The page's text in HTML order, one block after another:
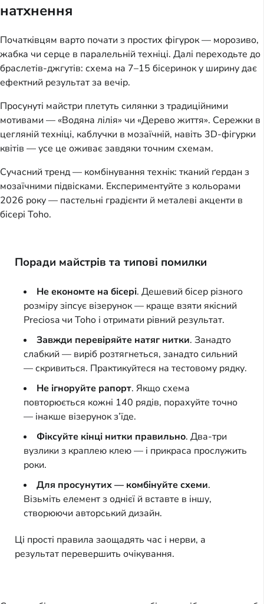
натхнення
Початківцям варто почати з простих фігурок — морозиво,
жабка чи серце в паралельній техніці. Далі переходьте до
браслетів-джгутів: схема на 7–15 бісеринок у ширину дає
ефектний результат за вечір.
Просунуті майстри плетуть силянки з традиційними
мотивами — «Водяна лілія» чи «Дерево життя». Сережки в
цегляній техніці, каблучки в мозаїчній, навіть 3D-фігурки
квітів — усе це оживає завдяки точним схемам.
Сучасний тренд — комбінування технік: тканий ґердан з
мозаїчними підвісками. Експериментуйте з кольорами
2026 року — пастельні градієнти й металеві акценти в
бісері Toho.
Поради майстрів та типові помилки
Не економте на бісері. Дешевий бісер різного
розміру зіпсує візерунок — краще взяти якісний
Preciosa чи Toho і отримати рівний результат.
Завжди перевіряйте натяг нитки. Занадто
слабкий — виріб розтягнеться, занадто сильний
— скривиться. Практикуйтеся на тестовому рядку.
Не ігноруйте рапорт. Якщо схема
повторюється кожні 140 рядів, порахуйте точно
— інакше візерунок з’їде.
Фіксуйте кінці нитки правильно. Два-три
вузлики з краплею клею — і прикраса прослужить
роки.
Для просунутих — комбінуйте схеми.
Візьміть елемент з однієї й вставте в іншу,
створюючи авторський дизайн.
Ці прості правила заощадять час і нерви, а
результат перевершить очікування.